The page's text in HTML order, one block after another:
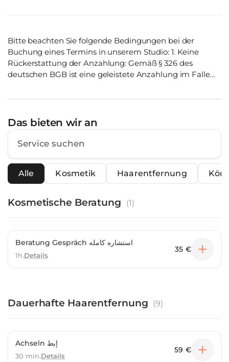
Bitte beachten Sie folgende Bedingungen bei der
Buchung eines Termins in unserem Studio: 1. Keine
Rückerstattung der Anzahlung: Gemäß § 326 des
deutschen BGB ist eine geleistete Anzahlung im Falle
Sitzung als durchgeführt betrachtet, und der volle
Das bieten wir an
Alle Kosmetik Haarentfernung
Kosmetische Beratung (1)
Beratung Gespräch استشاره كامله
1h.Details
35 €
Dauerhafte Haarentfernung (9)
Achseln إبط
30 min.Details
59 €